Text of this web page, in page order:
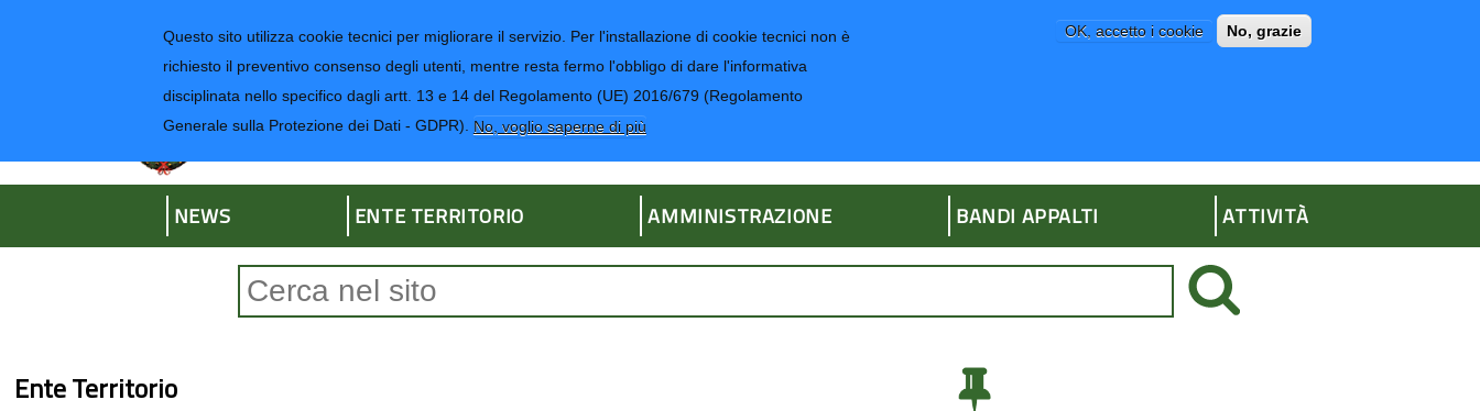
Questo sito utilizza cookie tecnici per migliorare il servizio. Per l'installazione di cookie tecnici non è
richiesto il preventivo consenso degli utenti, mentre resta fermo l'obbligo di dare l'informativa
disciplinata nello specifico dagli artt. 13 e 14 del Regolamento (UE) 2016/679 (Regolamento
Generale sulla Protezione dei Dati - GDPR). No, voglio saperne di più
OK, accetto i cookie No, grazie
Regione Liguria
Provincia di Imperia
NEWS ENTE TERRITORIO AMMINISTRAZIONE BANDI APPALTI ATTIVITÀ
Ente Territorio